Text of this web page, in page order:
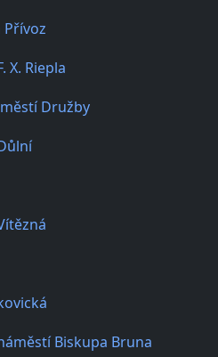
X. Riepla
Družby
Biskupa Bruna